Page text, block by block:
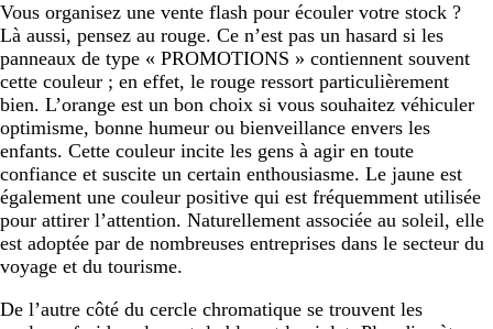
Vous organisez une vente flash pour écouler votre stock ?
Là aussi, pensez au rouge. Ce n’est pas un hasard si les
panneaux de type « PROMOTIONS » contiennent souvent
cette couleur ; en effet, le rouge ressort particulièrement
bien. L’orange est un bon choix si vous souhaitez véhiculer
optimisme, bonne humeur ou bienveillance envers les
enfants. Cette couleur incite les gens à agir en toute
confiance et suscite un certain enthousiasme. Le jaune est
également une couleur positive qui est fréquemment utilisée
pour attirer l’attention. Naturellement associée au soleil, elle
est adoptée par de nombreuses entreprises dans le secteur du
voyage et du tourisme.
De l’autre côté du cercle chromatique se trouvent les